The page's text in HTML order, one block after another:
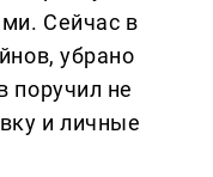
Сейчас в
убрано
поручил не
и личные